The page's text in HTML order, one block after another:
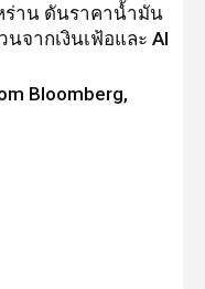
ร่าน ดันราคาน้ำมัน
จากเงินเฟ้อและ AI
Bloomberg,